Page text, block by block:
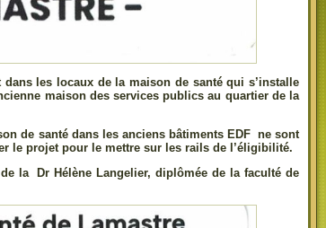
les locaux de la maison de santé qui s’installe
maison des services publics au quartier de la
de santé dans les anciens bâtiments EDF ne sont
le projet pour le mettre sur les rails de l’éligibilité.
la Dr Hélène Langelier, diplômée de la faculté de